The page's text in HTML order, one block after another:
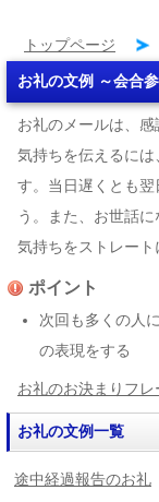
トップページ
お礼の文例 ～会合
お礼のメールは、
気持ちを伝えるに
す。当日遅くとも翌
う。また、お世話
気持ちをストレート
ポイント
次回も多くの人
の表現をする
お礼のお決まりフ
お礼の文例一覧
途中経過報告のお礼